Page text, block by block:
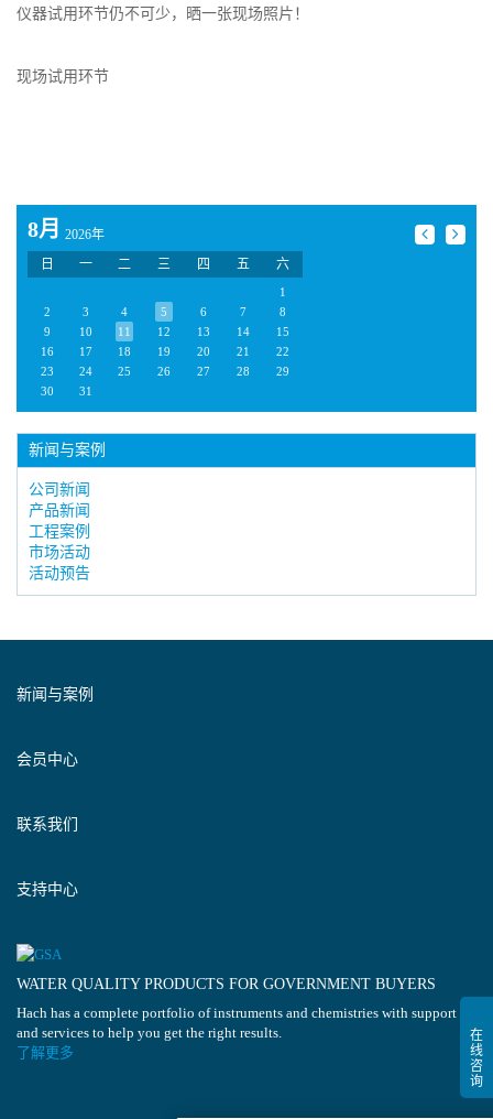
仪器试用环节仍不可少，晒一张现场照片！
现场试用环节
8月
2026年
日
一 二 三 四 五 六
1
2
3 4 5 6 7
8
9
10 11 12 13 14
15
16
17 18 19 20 21
22
23
24 25 26 27 28
29
30
31
新闻与案例
公司新闻
产品新闻
工程案例
市场活动
活动预告
新闻与案例
会员中心
联系我们
支持中心
WATER QUALITY PRODUCTS FOR GOVERNMENT BUYERS
Hach has a complete portfolio of instruments and chemistries with support
and services to help you get the right results.
了解更多